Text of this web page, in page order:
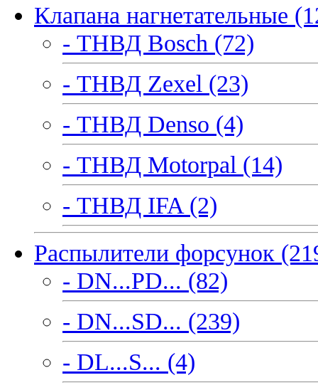
Клапана нагнетательные
- ТНВД Bosch (72)
- ТНВД Zexel (23)
- ТНВД Denso (4)
- ТНВД Motorpal (14)
- ТНВД IFA (2)
Распылители форсунок
- DN...PD... (82)
- DN...SD... (239)
- DL...S... (4)